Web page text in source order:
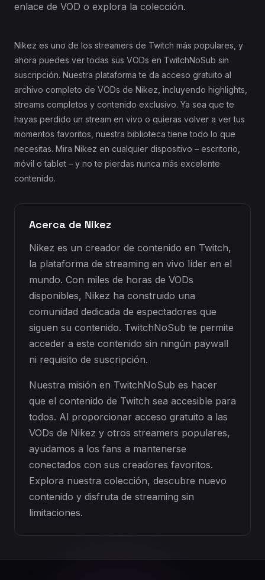
enlace de VOD o explora la colección.
Nikez es uno de los streamers de Twitch más populares, y
ahora puedes ver todas sus VODs en TwitchNoSub sin
suscripción. Nuestra plataforma te da acceso gratuito al
archivo completo de VODs de Nikez, incluyendo highlights,
streams completos y contenido exclusivo. Ya sea que te
hayas perdido un stream en vivo o quieras volver a ver tus
momentos favoritos, nuestra biblioteca tiene todo lo que
necesitas. Mira Nikez en cualquier dispositivo – escritorio,
móvil o tablet – y no te pierdas nunca más excelente
contenido.
Acerca de Nikez
Nikez es un creador de contenido en Twitch,
la plataforma de streaming en vivo líder en el
mundo. Con miles de horas de VODs
disponibles, Nikez ha construido una
comunidad dedicada de espectadores que
siguen su contenido. TwitchNoSub te permite
acceder a este contenido sin ningún paywall
ni requisito de suscripción.
Nuestra misión en TwitchNoSub es hacer
que el contenido de Twitch sea accesible para
todos. Al proporcionar acceso gratuito a las
VODs de Nikez y otros streamers populares,
ayudamos a los fans a mantenerse
conectados con sus creadores favoritos.
Explora nuestra colección, descubre nuevo
contenido y disfruta de streaming sin
limitaciones.